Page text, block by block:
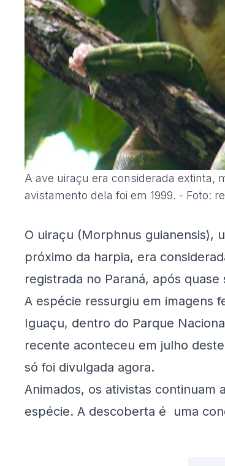
A ave uiraçu era considerada extinta,
avistamento dela foi em 1999. - Foto:
O uiraçu (Morphnus guianensis),
próximo da harpia, era
registrada no Paraná, após
A espécie ressurgiu em imagens
Iguaçu, dentro do Parque
recente aconteceu em julho
só foi divulgada agora.
Animados, os ativistas continuam
espécie. A descoberta é uma